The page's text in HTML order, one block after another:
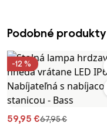
Podobné produkty
-12 %
59,95 €67,95 €